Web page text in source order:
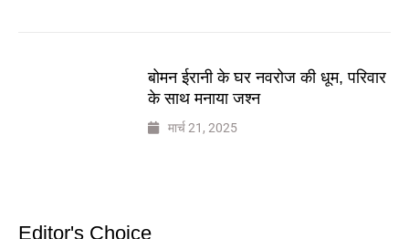
बोमन ईरानी के घर नवरोज की धूम, परिवार
के साथ मनाया जश्न
मार्च 21, 2025
Editor's Choice